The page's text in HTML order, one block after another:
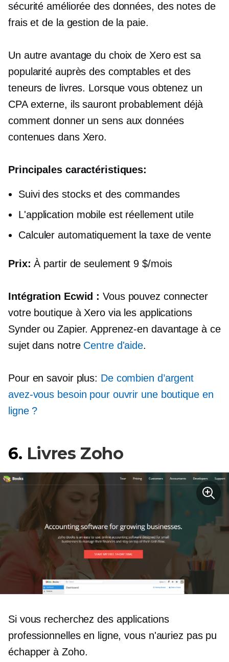
sécurité améliorée des données, des notes de
frais et de la gestion de la paie.
Un autre avantage du choix de Xero est sa
popularité auprès des comptables et des
teneurs de livres. Lorsque vous obtenez un
CPA externe, ils sauront probablement déjà
comment donner un sens aux données
contenues dans Xero.
Principales caractéristiques:
Suivi des stocks et des commandes
L'application mobile est réellement utile
Calculer automatiquement la taxe de vente
Prix:À partir de seulement 9 $/mois
Intégration Ecwid : Vous pouvez connecter
votre boutique à Xero via les applications
Synder ou Zapier. Apprenez-en davantage à ce
sujet dans notre Centre d'aide.
Pour en savoir plus: De combien d’argent
avez-vous besoin pour ouvrir une boutique en
ligne ?
6. Livres Zoho
Si vous recherchez des applications
professionnelles en ligne, vous n'auriez pas pu
échapper à Zoho.